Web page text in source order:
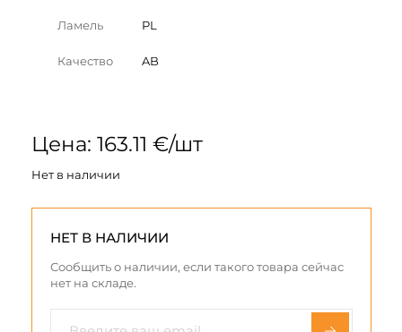
Ламель PL
Качество AB
Цена: 163.11 €/шт
Нет в наличии
НЕТ В НАЛИЧИИ
Сообщить о наличии, если такого товара сейчас
нет на складе.